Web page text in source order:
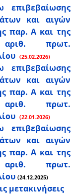
επιβεβαίωσης
και αιγών
παρ. Α και της
πρωτ.
(25.02.2026)
επιβεβαίωσης
και αιγών
παρ. Α και της
πρωτ.
(22.01.2026)
επιβεβαίωσης
και αιγών
παρ. Α και της
πρωτ.
(24.12.2025)
μετακινήσεις